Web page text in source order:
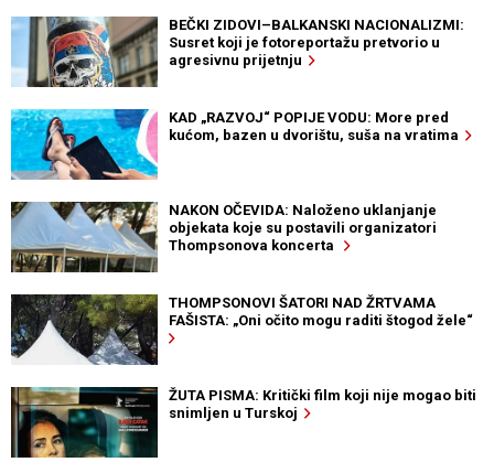
BEČKI ZIDOVI–BALKANSKI NACIONALIZMI:
Susret koji je fotoreportažu pretvorio u
agresivnu prijetnju
KAD „RAZVOJ“ POPIJE VODU: More pred
kućom, bazen u dvorištu, suša na vratima
NAKON OČEVIDA: Naloženo uklanjanje
objekata koje su postavili organizatori
Thompsonova koncerta
THOMPSONOVI ŠATORI NAD ŽRTVAMA
FAŠISTA: „Oni očito mogu raditi štogod žele“
ŽUTA PISMA: Kritički film koji nije mogao biti
snimljen u Turskoj